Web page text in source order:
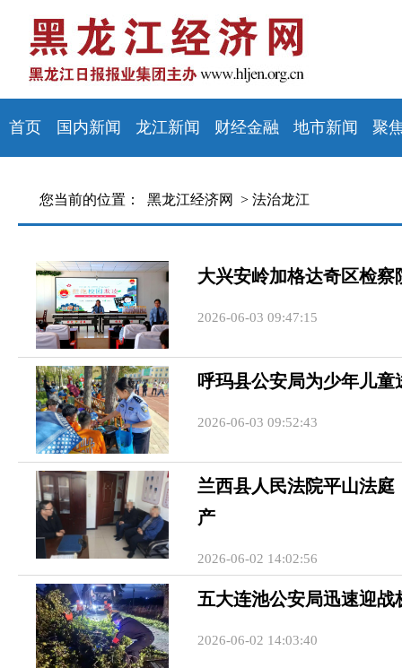
首页 国内新闻 龙江新闻 财经金融 地市新闻 聚
您当前的位置： 黑龙江经济网 > 法治龙江
大兴安岭加格达奇区检
2026-06-03 09:47:15
呼玛县公安局为少年儿
2026-06-03 09:52:43
兰西县人民法院平山法
产
2026-06-02 14:02:56
五大连池公安局迅速迎
2026-06-02 14:03:40